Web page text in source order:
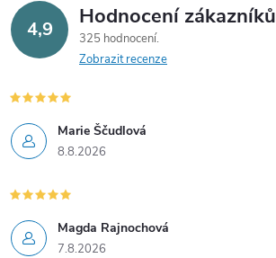
v
k
y
v
ý
p
i
4,9 Hodnocení zákazníků
325 hodnocení
Zobrazit recenze
Marie Ščudlová
8.8.2026
Magda Rajnochová
7.8.2026